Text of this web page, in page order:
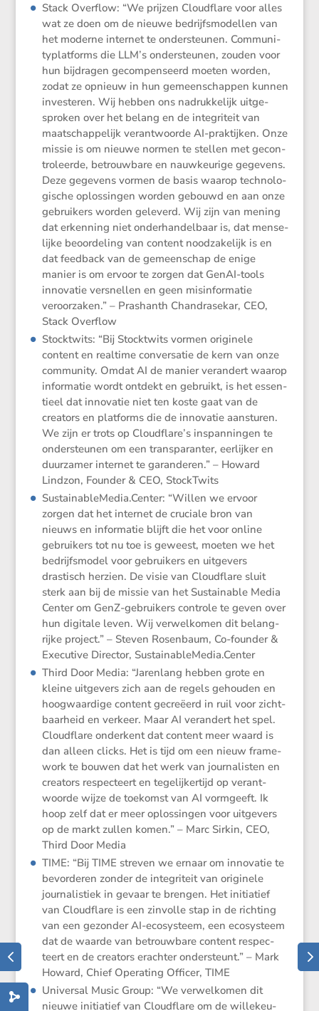
Stack Overflow: “We prijzen Cloud­flare voor alles
wat ze doen om de nieuwe bedrijfs­mo­dellen van
het moderne internet te onder­steunen. Commu­ni­
ty­plat­forms die LLM’s onder­steunen, zouden voor
hun bijdragen gecom­pen­seerd moeten worden,
zodat ze opnieuw in hun gemeen­schappen kunnen
inves­teren. Wij hebben ons nadruk­ke­lijk uitge­
sproken over het belang en de integri­teit van
maatschap­pe­lijk verant­woorde AI-praktijken. Onze
missie is om nieuwe normen te stellen met gecon­
tro­leerde, betrouw­bare en nauwkeu­rige gegevens.
Deze gegevens vormen de basis waarop techno­lo­
gi­sche oplos­singen worden gebouwd en aan onze
gebrui­kers worden geleverd. Wij zijn van mening
dat erken­ning niet onder­han­del­baar is, dat mense­
lijke beoor­de­ling van content noodza­ke­lijk is en
dat feedback van de gemeen­schap de enige
manier is om ervoor te zorgen dat GenAI-tools
innovatie versnellen en geen misin­for­matie
veroor­zaken.” – Prashanth Chandra­sekar, CEO,
Stack Overflow
Stockt­wits: “Bij Stockt­wits vormen origi­nele
content en realtime conver­satie de kern van onze
commu­nity. Omdat AI de manier veran­dert waarop
infor­matie wordt ontdekt en gebruikt, is het essen­
tieel dat innovatie niet ten koste gaat van de
creators en platforms die de innovatie aansturen.
We zijn er trots op Cloudflare’s inspan­ningen te
onder­steunen om een trans­pa­ranter, eerlijker en
duurzamer internet te garan­deren.” – Howard
Lindzon, Founder & CEO, StockTwits
Sustai​na​ble​Media​.Center: “Willen we ervoor
zorgen dat het internet de cruciale bron van
nieuws en infor­matie blijft die het voor online
gebrui­kers tot nu toe is geweest, moeten we het
bedrijfs­model voor gebrui­kers en uitge­vers
drastisch herzien. De visie van Cloud­flare sluit
sterk aan bij de missie van het Sustai­nable Media
Center om GenZ-gebrui­kers controle te geven over
hun digitale leven. Wij verwel­komen dit belang­
rijke project.” – Steven Rosen­baum, Co-founder &
Execu­tive Director, Sustai​na​ble​Media​.Center
Third Door Media: “Jaren­lang hebben grote en
kleine uitge­vers zich aan de regels gehouden en
hoogwaar­dige content gecre­ëerd in ruil voor zicht­
baar­heid en verkeer. Maar AI veran­dert het spel.
Cloud­flare onder­kent dat content meer waard is
dan alleen clicks. Het is tijd om een nieuw frame­
work te bouwen dat het werk van journa­listen en
creators respec­teert en tegelij­ker­tijd op verant­
woorde wijze de toekomst van AI vormgeeft. Ik
hoop zelf dat er meer oplos­singen voor uitge­vers
op de markt zullen komen.” – Marc Sirkin, CEO,
Third Door Media
TIME: “Bij TIME streven we ernaar om innovatie te
bevor­deren zonder de integri­teit van origi­nele
journa­lis­tiek in gevaar te brengen. Het initi­a­tief
van Cloud­flare is een zinvolle stap in de richting
van een gezonder AI-ecosys­teem, een ecosys­teem
dat de waarde van betrouw­bare content respec­
teert en de creators erachter onder­steunt.” – Mark
Howard, Chief Opera­ting Officer, TIME
Universal Music Group: “We verwel­komen dit
nieuwe initi­a­tief van Cloud­flare om de wille­keu­